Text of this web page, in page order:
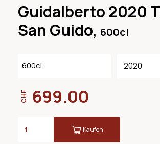
Guidalberto 2020
San Guido, 600cl
600cl
CHF 699.00
Kaufen